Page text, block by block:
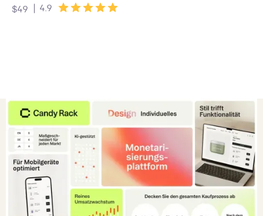
$49 | 4.9